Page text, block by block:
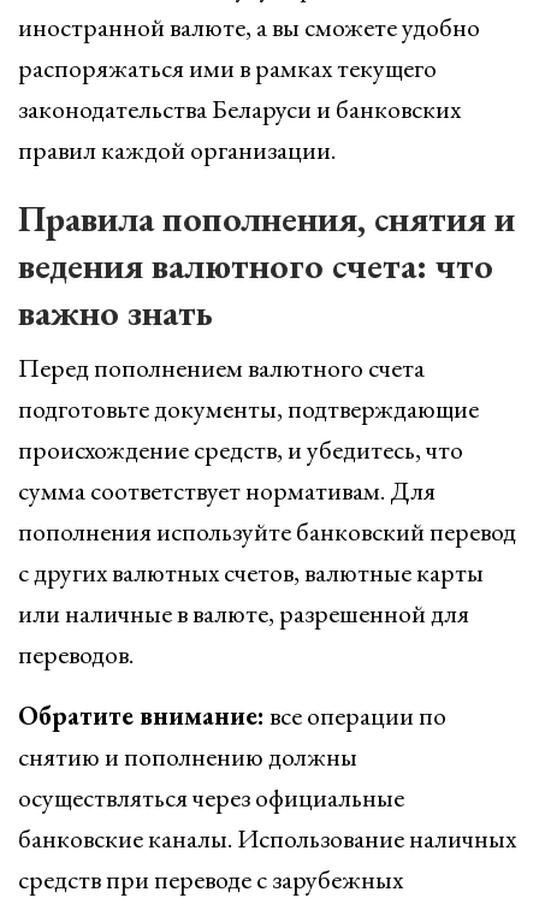
иностранной валюте, а вы сможете удобно
распоряжаться ими в рамках текущего
законодательства Беларуси и банковских
правил каждой организации.
Правила пополнения, снятия и
ведения валютного счета: что
важно знать
Перед пополнением валютного счета
подготовьте документы, подтверждающие
происхождение средств, и убедитесь, что
сумма соответствует нормативам. Для
пополнения используйте банковский перевод
с других валютных счетов, валютные карты
или наличные в валюте, разрешенной для
переводов.
Обратите внимание: все операции по
снятию и пополнению должны
осуществляться через официальные
банковские каналы. Использование наличных
средств при переводе с зарубежных